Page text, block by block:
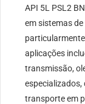
API 5L PSL2
em sistemas
aplicações
transmissão,
especializados,
transporte em